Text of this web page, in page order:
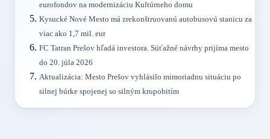
eurofondov na modernizáciu Kultúrneho domu
Kysucké Nové Mesto má zrekonštruovanú autobusovú stanicu za
viac ako 1,7 mil. eur
FC Tatran Prešov hľadá investora. Súťažné návrhy prijíma mesto
do 20. júla 2026
Aktualizácia: Mesto Prešov vyhlásilo mimoriadnu situáciu po
silnej búrke spojenej so silným krupobitím